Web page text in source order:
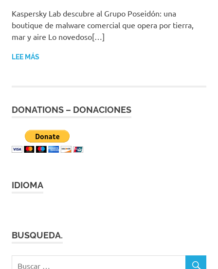
Kaspersky Lab descubre al Grupo Poseidón: una
boutique de malware comercial que opera por tierra,
mar y aire Lo novedoso[…]
LEE MÁS
DONATIONS – DONACIONES
IDIOMA
BUSQUEDA.